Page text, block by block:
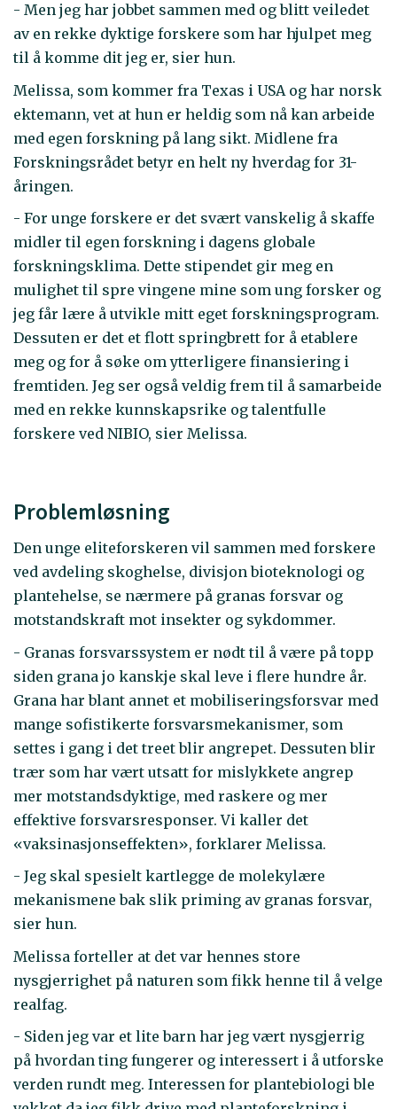
- Men jeg har jobbet sammen med og blitt veiledet
av en rekke dyktige forskere som har hjulpet meg
til å komme dit jeg er, sier hun.
Melissa, som kommer fra Texas i USA og har norsk
ektemann, vet at hun er heldig som nå kan arbeide
med egen forskning på lang sikt. Midlene fra
Forskningsrådet betyr en helt ny hverdag for 31-
åringen.
- For unge forskere er det svært vanskelig å skaffe
midler til egen forskning i dagens globale
forskningsklima. Dette stipendet gir meg en
mulighet til spre vingene mine som ung forsker og
jeg får lære å utvikle mitt eget forskningsprogram.
Dessuten er det et flott springbrett for å etablere
meg og for å søke om ytterligere finansiering i
fremtiden. Jeg ser også veldig frem til å samarbeide
med en rekke kunnskapsrike og talentfulle
forskere ved NIBIO, sier Melissa.
Problemløsning
Den unge eliteforskeren vil sammen med forskere
ved avdeling skoghelse, divisjon bioteknologi og
plantehelse, se nærmere på granas forsvar og
motstandskraft mot insekter og sykdommer.
- Granas forsvarssystem er nødt til å være på topp
siden grana jo kanskje skal leve i flere hundre år.
Grana har blant annet et mobiliseringsforsvar med
mange sofistikerte forsvarsmekanismer, som
settes i gang i det treet blir angrepet. Dessuten blir
trær som har vært utsatt for mislykkete angrep
mer motstandsdyktige, med raskere og mer
effektive forsvarsresponser. Vi kaller det
«vaksinasjonseffekten», forklarer Melissa.
- Jeg skal spesielt kartlegge de molekylære
mekanismene bak slik priming av granas forsvar,
sier hun.
Melissa forteller at det var hennes store
nysgjerrighet på naturen som fikk henne til å velge
realfag.
- Siden jeg var et lite barn har jeg vært nysgjerrig
på hvordan ting fungerer og interessert i å utforske
verden rundt meg. Interessen for plantebiologi ble